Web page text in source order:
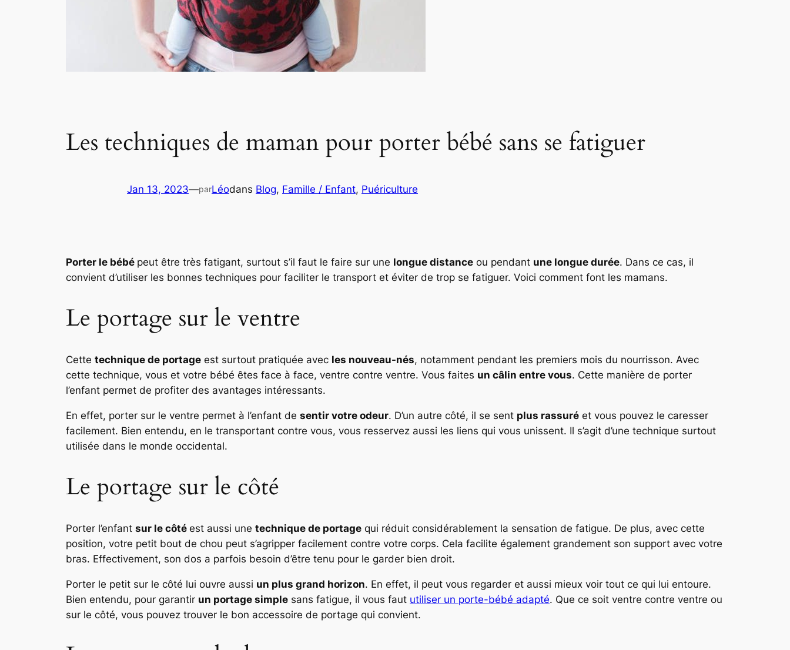
Les techniques de maman pour porter bébé sans se fatiguer
Jan 13, 2023—parLéodans Blog, Famille / Enfant, Puériculture
Porter le bébé peut être très fatigant, surtout s’il faut le faire sur une longue distance ou pendant une longue durée. Dans ce cas, il
convient d’utiliser les bonnes techniques pour faciliter le transport et éviter de trop se fatiguer. Voici comment font les mamans.
Le portage sur le ventre
Cette technique de portage est surtout pratiquée avec les nouveau-nés, notamment pendant les premiers mois du nourrisson. Avec
cette technique, vous et votre bébé êtes face à face, ventre contre ventre. Vous faites un câlin entre vous. Cette manière de porter
l’enfant permet de profiter des avantages intéressants.
En effet, porter sur le ventre permet à l’enfant de sentir votre odeur. D’un autre côté, il se sent plus rassuré et vous pouvez le caresser
facilement. Bien entendu, en le transportant contre vous, vous resservez aussi les liens qui vous unissent. Il s’agit d’une technique surtout
utilisée dans le monde occidental.
Le portage sur le côté
Porter l’enfant sur le côté est aussi une technique de portage qui réduit considérablement la sensation de fatigue. De plus, avec cette
position, votre petit bout de chou peut s’agripper facilement contre votre corps. Cela facilite également grandement son support avec votre
bras. Effectivement, son dos a parfois besoin d’être tenu pour le garder bien droit.
Porter le petit sur le côté lui ouvre aussi un plus grand horizon. En effet, il peut vous regarder et aussi mieux voir tout ce qui lui entoure.
Bien entendu, pour garantir un portage simple sans fatigue, il vous faut utiliser un porte-bébé adapté. Que ce soit ventre contre ventre ou
sur le côté, vous pouvez trouver le bon accessoire de portage qui convient.